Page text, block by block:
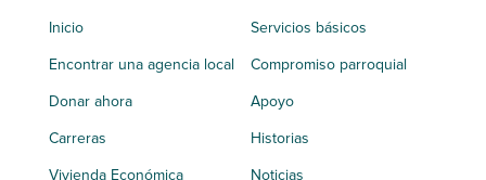
Inicio
Encontrar una agencia local
Donar ahora
Carreras
Vivienda Económica
Servicios básicos
Compromiso parroquial
Apoyo
Historias
Noticias